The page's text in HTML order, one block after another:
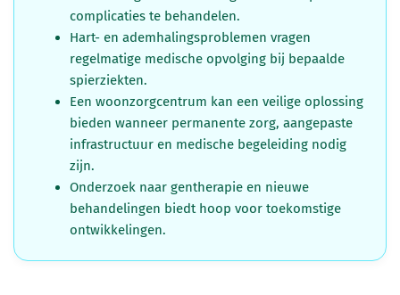
complicaties te behandelen.
Hart- en ademhalingsproblemen vragen
regelmatige medische opvolging bij bepaalde
spierziekten.
Een woonzorgcentrum kan een veilige oplossing
bieden wanneer permanente zorg, aangepaste
infrastructuur en medische begeleiding nodig
zijn.
Onderzoek naar gentherapie en nieuwe
behandelingen biedt hoop voor toekomstige
ontwikkelingen.